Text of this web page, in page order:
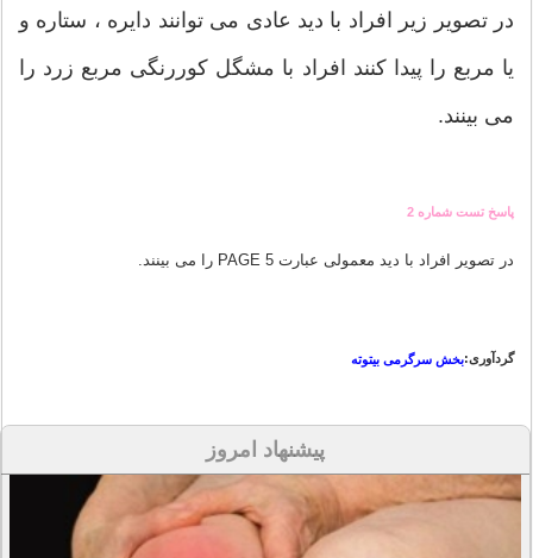
در تصویر زیر افراد با دید عادی می توانند دایره ، ستاره و
یا مربع را پیدا کنند افراد با مشگل کوررنگی مربع زرد را
می بینند.
پاسخ تست شماره 2
در تصویر افراد با دید معمولی عبارت PAGE 5 را می بینند.
گردآوری:بخش سرگرمی بیتوته
پیشنهاد امروز